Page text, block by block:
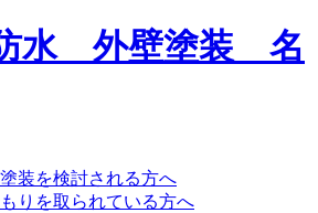
装を検討される方へ
りを取られている方へ